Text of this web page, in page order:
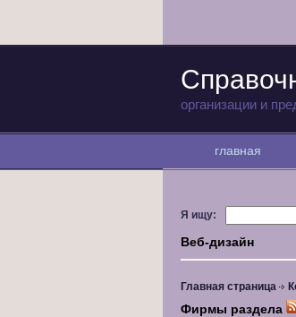
организации и
главная
Я ищу:
Веб-дизайн
Главная страница
Фирмы раздела